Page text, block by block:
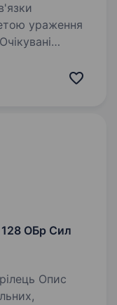
ураження
ОБр Сил